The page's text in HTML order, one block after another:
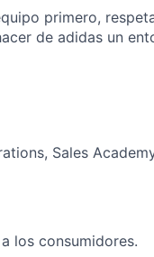
primero,
de adidas un
Sales
los consumidores.